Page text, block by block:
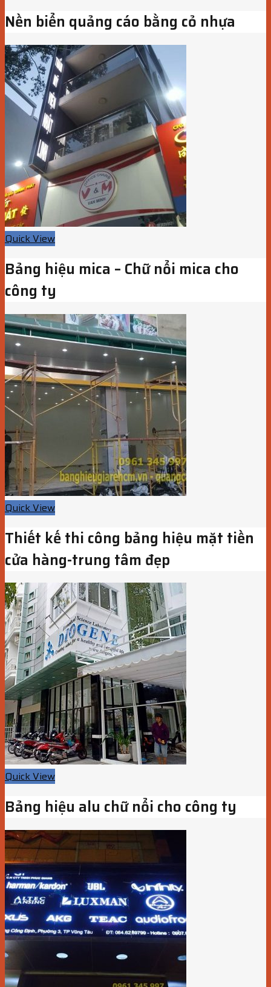
Nền biển quảng cáo bằng cỏ nhựa
Quick View
Bảng hiệu mica – Chữ nổi mica cho
công ty
Quick View
Thiết kế thi công bảng hiệu mặt tiền
cửa hàng-trung tâm đẹp
Quick View
Bảng hiệu alu chữ nổi cho công ty